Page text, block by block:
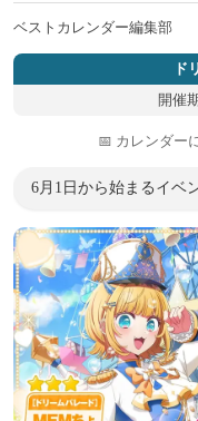
ベストカレンダー編集部
ド
開催
📅 カレンダー
6月1日から始まるイベ